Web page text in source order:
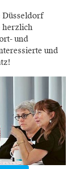
Düsseldorf
herzlich
und
und